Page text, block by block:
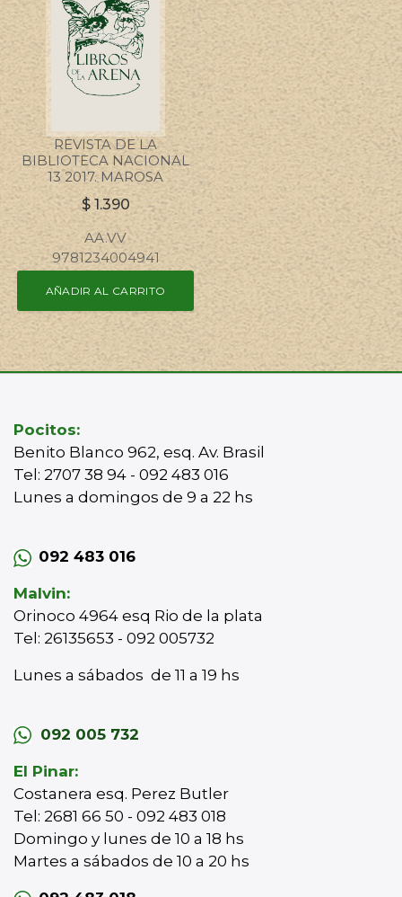
REVISTA DE LA
BIBLIOTECA NACIONAL
13 2017. MAROSA
$ 1.390
AA.VV
9781234004941
AÑADIR AL CARRITO
Pocitos:
Benito Blanco 962, esq. Av. Brasil
Tel: 2707 38 94 - 092 483 016
Lunes a domingos de 9 a 22 hs
092 483 016
Malvin:
Orinoco 4964 esq Rio de la plata
Tel: 26135653 - 092 005732
Lunes a sábados de 11 a 19 hs
092 005 732
El Pinar:
Costanera esq. Perez Butler
Tel: 2681 66 50 - 092 483 018
Domingo y lunes de 10 a 18 hs
Martes a sábados de 10 a 20 hs